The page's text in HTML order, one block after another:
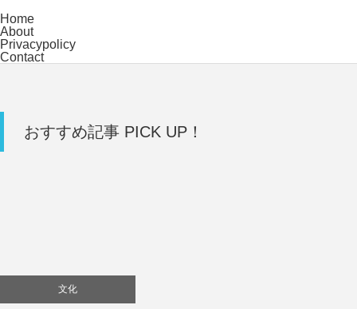
Home
About
Privacypolicy
Contact
おすすめ記事 PICK UP！
文化